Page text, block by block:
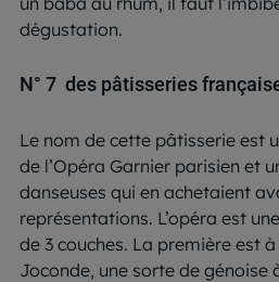
dégustation.
N° 7 des pâtisseries
Le nom de cette pâtisserie est
de l’Opéra Garnier parisien et
danseuses qui en achetaient
représentations. L’opéra est
de 3 couches. La première est
Joconde, une sorte de génoise